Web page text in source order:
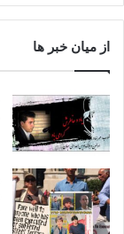
از میان خبر ها